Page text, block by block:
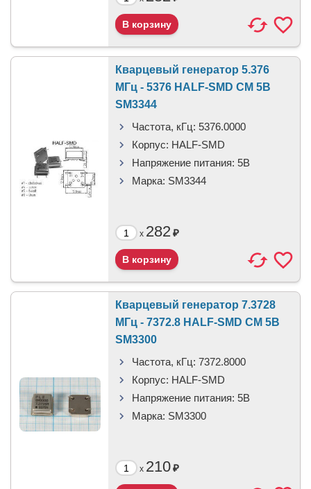
Кварцевый генератор 5.376
МГц - 5376 HALF-SMD CM 5В
SM3344
Частота, кГц: 5376.0000
Корпус: HALF-SMD
Напряжение питания: 5В
Марка: SM3344
x 282₽
Кварцевый генератор 7.3728
МГц - 7372.8 HALF-SMD CM 5В
SM3300
Частота, кГц: 7372.8000
Корпус: HALF-SMD
Напряжение питания: 5В
Марка: SM3300
x 210₽